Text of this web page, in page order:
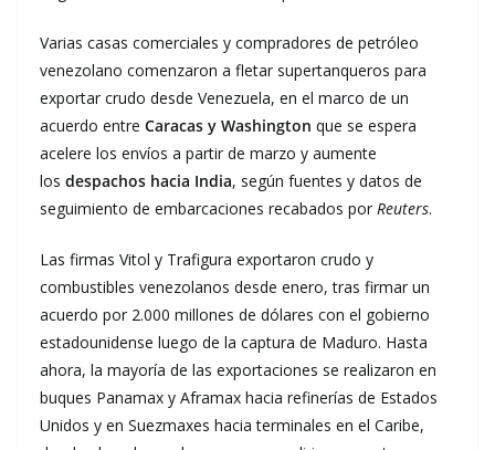
Varias casas comerciales y compradores de petróleo
venezolano comenzaron a fletar supertanqueros para
exportar crudo desde Venezuela, en el marco de un
acuerdo entre Caracas y Washington que se espera
acelere los envíos a partir de marzo y aumente
los despachos hacia India, según fuentes y datos de
seguimiento de embarcaciones recabados por Reuters.
Las firmas Vitol y Trafigura exportaron crudo y
combustibles venezolanos desde enero, tras firmar un
acuerdo por 2.000 millones de dólares con el gobierno
estadounidense luego de la captura de Maduro. Hasta
ahora, la mayoría de las exportaciones se realizaron en
buques Panamax y Aframax hacia refinerías de Estados
Unidos y en Suezmaxes hacia terminales en el Caribe,